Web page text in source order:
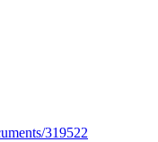
319522